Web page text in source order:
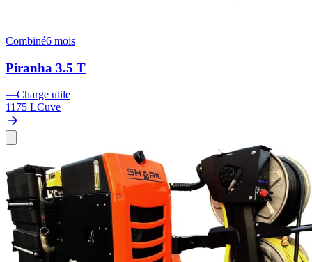
Combiné6 mois
Piranha 3.5 T
—Charge utile
1175 LCuve